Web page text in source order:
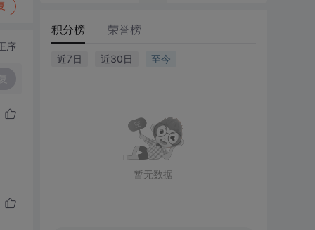
序
积分榜 荣誉榜
近7日 近30日 至今
暂无数据